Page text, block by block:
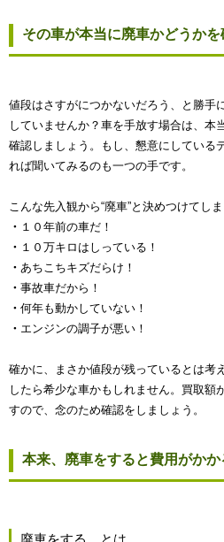
その車が本当に廃車かどうかを
値段はさすがにつかないだろう、と勝手
していませんか？車を手放す場合は、本
確認しましょう。もし、懇意にしている
れば聞いてみるのも一つの手です。
こんな先入観から“廃車”と決めつけてし
・ １０年前の車だ！
・ １０万キロはしっている！
・ あちこちキズだらけ！
・ 事故車だから！
・ 何年も動かしていない！
・ エンジンの調子が悪い！
確かに、まさか値段が残っているとは考
したら希少な車かもしれません。買取額
すので、念のため確認をしましょう。
本来、廃車をすると費用がかか